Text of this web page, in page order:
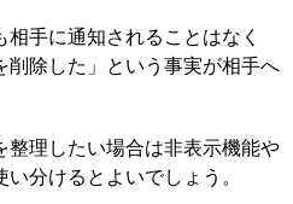
手に通知されることはなく
削除した」という事実が相手へ
整理したい場合は非表示機能や
分けるとよいでしょう。